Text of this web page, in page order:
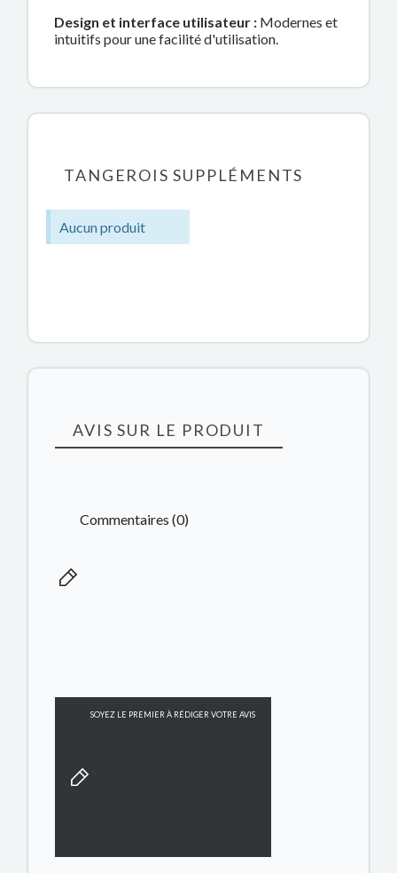
Design et interface utilisateur : Modernes et
intuitifs pour une facilité d'utilisation.
TANGEROIS SUPPLÉMENTS
Aucun produit
AVIS SUR LE PRODUIT
Commentaires (0)
SOYEZ LE PREMIER À RÉDIGER VOTRE AVIS